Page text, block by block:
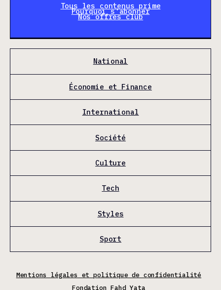
Tous les contenus prime
Pourquoi s'abonner
Nos offres club
National
Économie et Finance
International
Société
Culture
Tech
Styles
Sport
Mentions légales et politique de confidentialité
Fondation Fahd Yata